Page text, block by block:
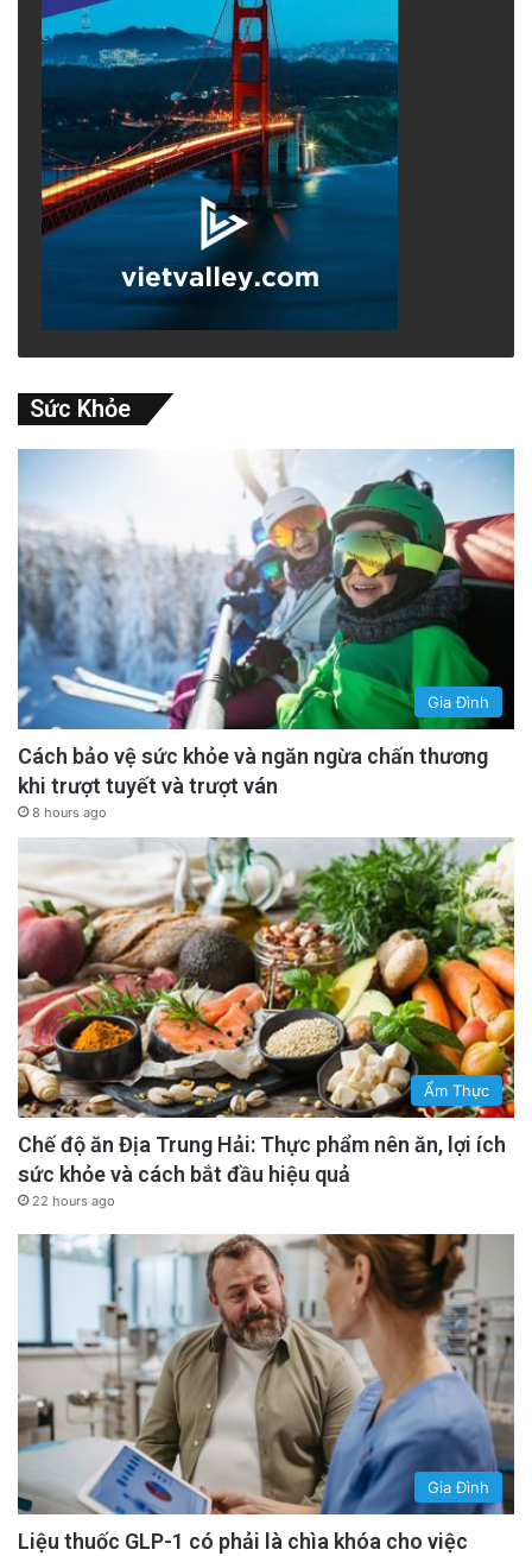
Sức Khỏe
Gia Đình
Cách bảo vệ sức khỏe và ngăn ngừa chấn thương
khi trượt tuyết và trượt ván
8 hours ago
Ẩm Thực
Chế độ ăn Địa Trung Hải: Thực phẩm nên ăn, lợi ích
sức khỏe và cách bắt đầu hiệu quả
22 hours ago
Gia Đình
Liệu thuốc GLP-1 có phải là chìa khóa cho việc